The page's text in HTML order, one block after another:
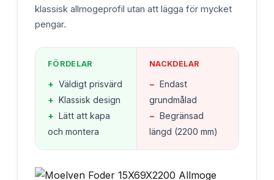
klassisk allmogeprofil utan att lägga för mycket
pengar.
FÖRDELAR
+ Väldigt prisvärd
+ Klassisk design
+ Lätt att kapa
och montera
NACKDELAR
− Endast
grundmålad
− Begränsad
längd (2200 mm)